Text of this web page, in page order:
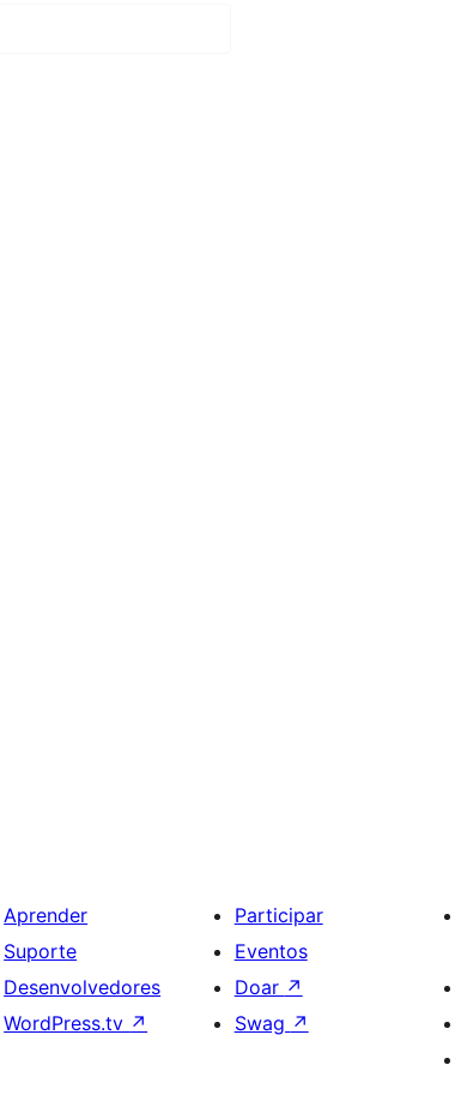
Aprender
Suporte
Desenvolvedores
WordPress.tv ↗
Participar
Eventos
Doar ↗
Swag ↗